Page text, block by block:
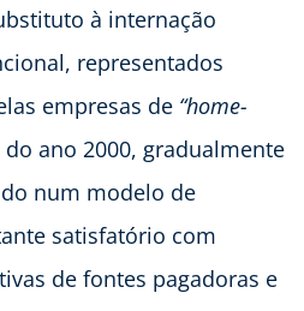
à internação
representados
empresas de “home-
do ano 2000, gradualmente
num modelo de
satisfatório com
de fontes pagadoras e